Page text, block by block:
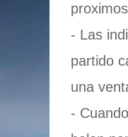
- Las
partido
una
-